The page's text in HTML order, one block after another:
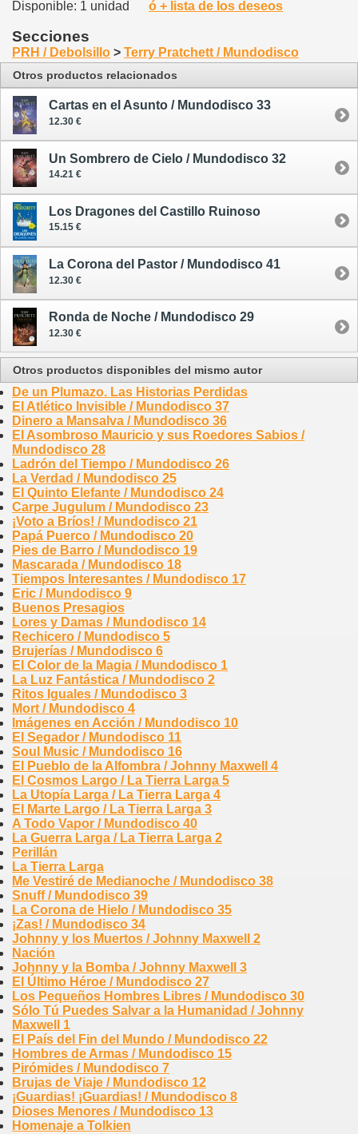
Disponible: 1 unidad ó + lista de los deseos
Secciones
PRH / Debolsillo > Terry Pratchett / Mundodisco
Otros productos relacionados
Cartas en el Asunto / Mundodisco 33
12.30 €
Un Sombrero de Cielo / Mundodisco 32
14.21 €
Los Dragones del Castillo Ruinoso
15.15 €
La Corona del Pastor / Mundodisco 41
12.30 €
Ronda de Noche / Mundodisco 29
12.30 €
Otros productos disponibles del mismo autor
De un Plumazo. Las Historias Perdidas
El Atlético Invisible / Mundodisco 37
Dinero a Mansalva / Mundodisco 36
El Asombroso Mauricio y sus Roedores Sabios /
Mundodisco 28
Ladrón del Tiempo / Mundodisco 26
La Verdad / Mundodisco 25
El Quinto Elefante / Mundodisco 24
Carpe Jugulum / Mundodisco 23
¡Voto a Bríos! / Mundodisco 21
Papá Puerco / Mundodisco 20
Pies de Barro / Mundodisco 19
Mascarada / Mundodisco 18
Tiempos Interesantes / Mundodisco 17
Eric / Mundodisco 9
Buenos Presagios
Lores y Damas / Mundodisco 14
Rechicero / Mundodisco 5
Brujerías / Mundodisco 6
El Color de la Magia / Mundodisco 1
La Luz Fantástica / Mundodisco 2
Ritos Iguales / Mundodisco 3
Mort / Mundodisco 4
Imágenes en Acción / Mundodisco 10
El Segador / Mundodisco 11
Soul Music / Mundodisco 16
El Pueblo de la Alfombra / Johnny Maxwell 4
El Cosmos Largo / La Tierra Larga 5
La Utopía Larga / La Tierra Larga 4
El Marte Largo / La Tierra Larga 3
A Todo Vapor / Mundodisco 40
La Guerra Larga / La Tierra Larga 2
Perillán
La Tierra Larga
Me Vestiré de Medianoche / Mundodisco 38
Snuff / Mundodisco 39
La Corona de Hielo / Mundodisco 35
¡Zas! / Mundodisco 34
Johnny y los Muertos / Johnny Maxwell 2
Nación
Johnny y la Bomba / Johnny Maxwell 3
El Último Héroe / Mundodisco 27
Los Pequeños Hombres Libres / Mundodisco 30
Sólo Tú Puedes Salvar a la Humanidad / Johnny
Maxwell 1
El País del Fin del Mundo / Mundodisco 22
Hombres de Armas / Mundodisco 15
Pirómides / Mundodisco 7
Brujas de Viaje / Mundodisco 12
¡Guardias! ¡Guardias! / Mundodisco 8
Dioses Menores / Mundodisco 13
Homenaje a Tolkien